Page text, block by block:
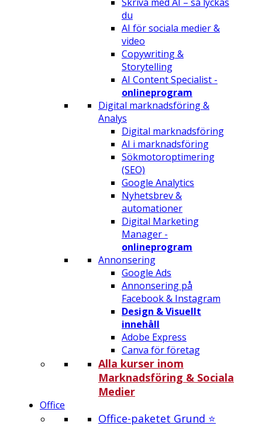
du
AI för sociala medier &
video
Copywriting &
Storytelling
AI Content Specialist -
onlineprogram
Digital marknadsföring &
Analys
Digital marknadsföring
AI i marknadsföring
Sökmotoroptimering
(SEO)
Google Analytics
Nyhetsbrev &
automationer
Digital Marketing
Manager -
onlineprogram
Annonsering
Google Ads
Annonsering på
Facebook & Instagram
Design & Visuellt
innehåll
Adobe Express
Canva för företag
Alla kurser inom
Marknadsföring & Sociala
Medier
Office
Office-paketet Grund ⭐